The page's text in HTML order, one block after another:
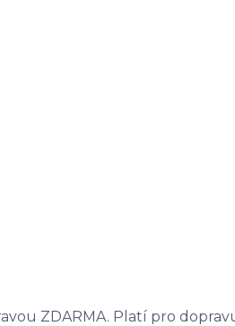
ZDARMA. Platí pro